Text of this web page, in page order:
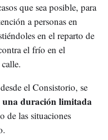
que sea posible, para
a personas en
en el reparto de
el frío en el
el Consistorio, se
una duración limitada
de las situaciones